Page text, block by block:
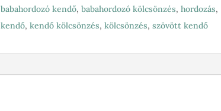
babahordozó kendő, babahordozó kölcsönzés, hordozás,
kendő, kendő kölcsönzés, kölcsönzés, szövött kendő